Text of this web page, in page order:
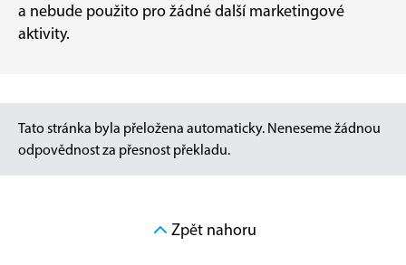
a nebude použito pro žádné další marketingové
aktivity.
Tato stránka byla přeložena automaticky. Neneseme žádnou
odpovědnost za přesnost překladu.
Zpět nahoru